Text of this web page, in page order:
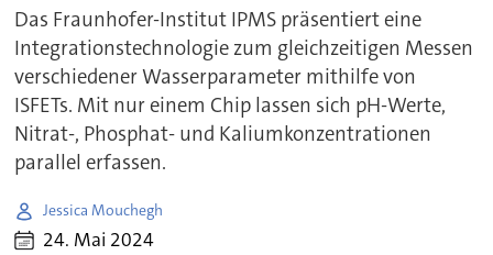
Das Fraunhofer-Institut IPMS präsentiert eine
Integrationstechnologie zum gleichzeitigen Messen
verschiedener Wasserparameter mithilfe von
ISFETs. Mit nur einem Chip lassen sich pH-Werte,
Nitrat-, Phosphat- und Kaliumkonzentrationen
parallel erfassen.
Jessica Mouchegh
24. Mai 2024